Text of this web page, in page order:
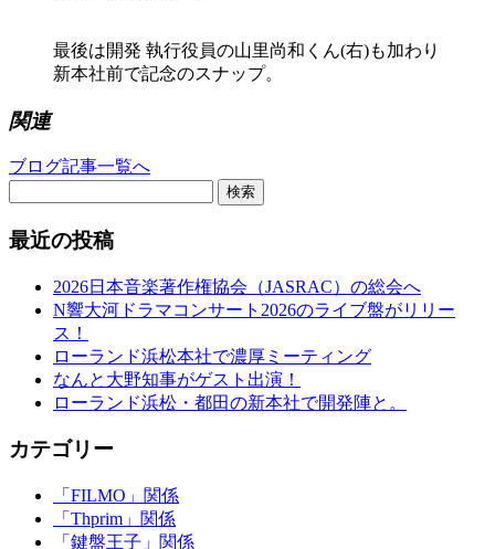
最後は開発 執行役員の山里尚和くん(右)も加わり
新本社前で記念のスナップ。
関連
ブログ記事一覧へ
検索
最近の投稿
2026日本音楽著作権協会（JASRAC）の総会へ
N響大河ドラマコンサート2026のライブ盤がリリー
ス！
ローランド浜松本社で濃厚ミーティング
なんと大野知事がゲスト出演！
ローランド浜松・都田の新本社で開発陣と。
カテゴリー
「FILMO」関係
「Thprim」関係
「鍵盤王子」関係